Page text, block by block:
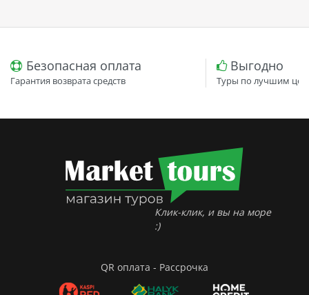
Безопасная оплата
Гарантия возврата средств
Выгодно
Туры по лучшим
Клик-клик, и вы на море
:)
QR оплата - Рассрочка